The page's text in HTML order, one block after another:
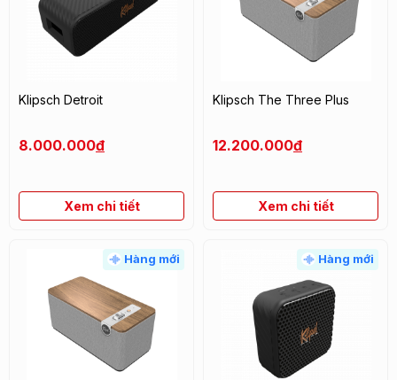
Klipsch Detroit
8.000.000đ
Xem chi tiết
Klipsch The Three Plus
12.200.000đ
Xem chi tiết
Hàng mới Hàng mới